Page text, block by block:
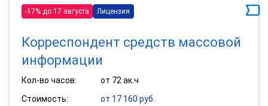
-17% до 17 августа Лицензия
Корреспондент средств массовой
информации
Кол-во часов:
от 72 ак.ч
Стоимость:
от 17 160 руб.